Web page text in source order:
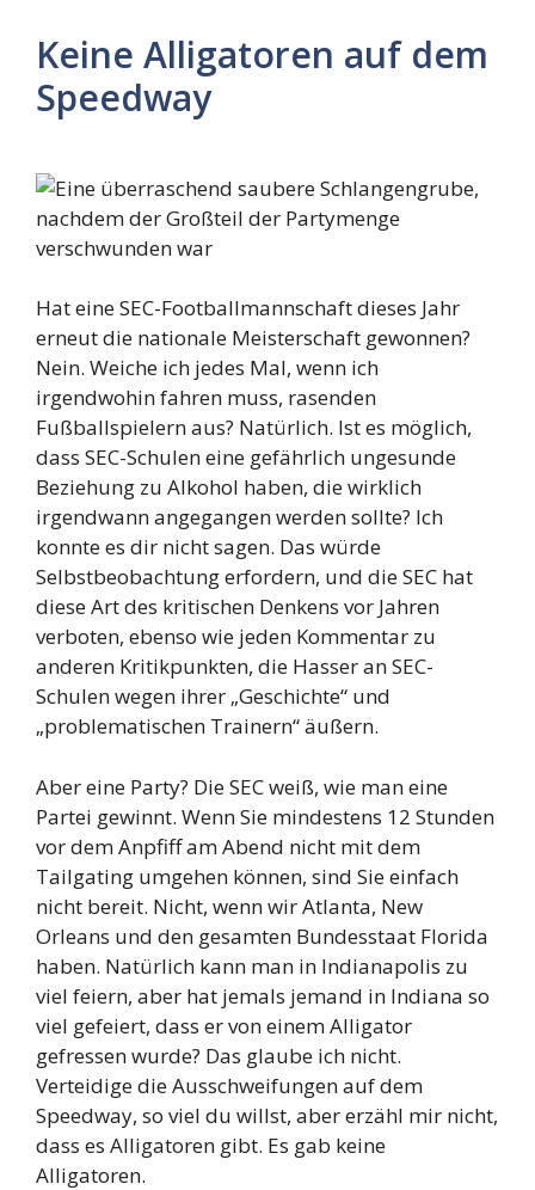
Keine Alligatoren auf dem
Speedway
Hat eine SEC-Footballmannschaft dieses Jahr
erneut die nationale Meisterschaft gewonnen?
Nein. Weiche ich jedes Mal, wenn ich
irgendwohin fahren muss, rasenden
Fußballspielern aus? Natürlich. Ist es möglich,
dass SEC-Schulen eine gefährlich ungesunde
Beziehung zu Alkohol haben, die wirklich
irgendwann angegangen werden sollte? Ich
konnte es dir nicht sagen. Das würde
Selbstbeobachtung erfordern, und die SEC hat
diese Art des kritischen Denkens vor Jahren
verboten, ebenso wie jeden Kommentar zu
anderen Kritikpunkten, die Hasser an SEC-
Schulen wegen ihrer „Geschichte“ und
„problematischen Trainern“ äußern.
Aber eine Party? Die SEC weiß, wie man eine
Partei gewinnt. Wenn Sie mindestens 12 Stunden
vor dem Anpfiff am Abend nicht mit dem
Tailgating umgehen können, sind Sie einfach
nicht bereit. Nicht, wenn wir Atlanta, New
Orleans und den gesamten Bundesstaat Florida
haben. Natürlich kann man in Indianapolis zu
viel feiern, aber hat jemals jemand in Indiana so
viel gefeiert, dass er von einem Alligator
gefressen wurde? Das glaube ich nicht.
Verteidige die Ausschweifungen auf dem
Speedway, so viel du willst, aber erzähl mir nicht,
dass es Alligatoren gibt. Es gab keine
Alligatoren.